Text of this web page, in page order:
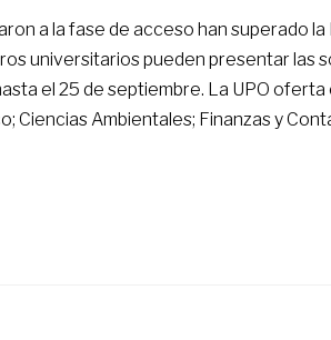
a la fase de acceso han superado la
universitarios pueden presentar las
el 25 de septiembre. La UPO
Ciencias Ambientales; Finanzas y